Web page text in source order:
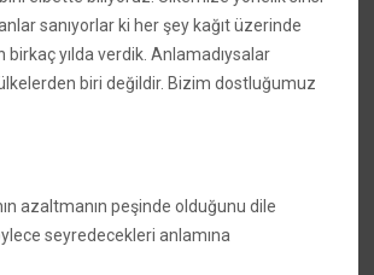
sanıyorlar ki her şey kağıt üzerinde
birkaç yılda verdik. Anlamadıysalar
biri değildir. Bizim dostluğumuz
azaltmanın peşinde olduğunu dile
seyredecekleri anlamına